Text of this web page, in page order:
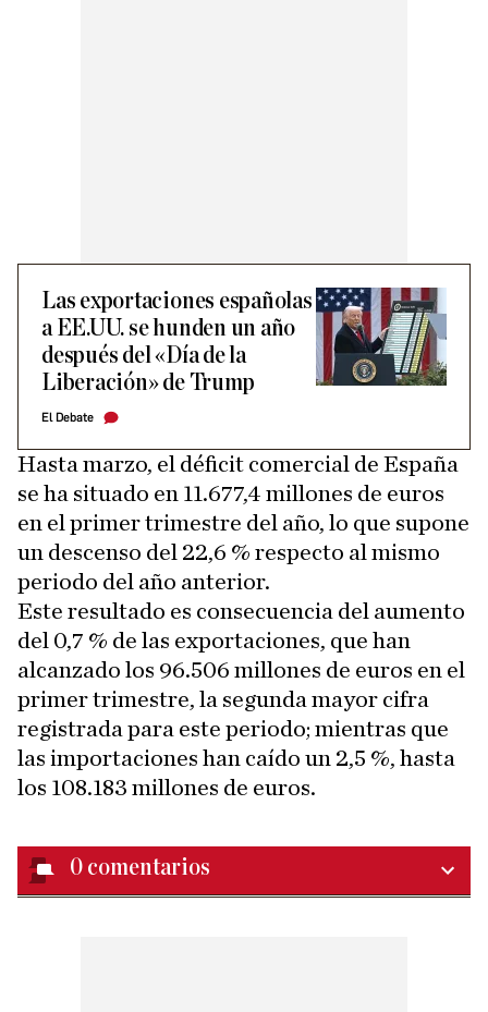
Las exportaciones españolas
a EE.UU. se hunden un año
después del «Día de la
Liberación» de Trump
El Debate
Hasta marzo, el déficit comercial de España
se ha situado en 11.677,4 millones de euros
en el primer trimestre del año, lo que supone
un descenso del 22,6 % respecto al mismo
periodo del año anterior.
Este resultado es consecuencia del aumento
del 0,7 % de las exportaciones, que han
alcanzado los 96.506 millones de euros en el
primer trimestre, la segunda mayor cifra
registrada para este periodo; mientras que
las importaciones han caído un 2,5 %, hasta
los 108.183 millones de euros.
0 comentarios